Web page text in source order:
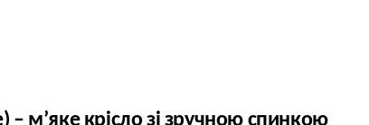
м’яке крісло зі зручною спинкою